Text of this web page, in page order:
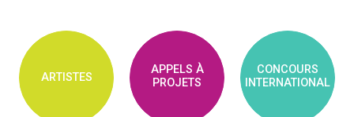
ARTISTES
APPELS À
PROJETS
CONCOURS
INTERNATIONAL